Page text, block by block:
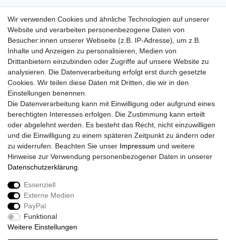
Impressum
Widerrufs­recht
Wir verwenden Cookies und ähnliche Technologien auf unserer
Website und verarbeiten personenbezogene Daten von
Besucher:innen unserer Webseite (z.B. IP-Adresse), um z.B.
Inhalte und Anzeigen zu personalisieren, Medien von
Drittanbietern einzubinden oder Zugriffe auf unsere Website zu
analysieren. Die Datenverarbeitung erfolgt erst durch gesetzte
Cookies. Wir teilen diese Daten mit Dritten, die wir in den
Einstellungen benennen.
Die Datenverarbeitung kann mit Einwilligung oder aufgrund eines
berechtigten Interesses erfolgen. Die Zustimmung kann erteilt
oder abgelehnt werden. Es besteht das Recht, nicht einzuwilligen
und die Einwilligung zu einem späteren Zeitpunkt zu ändern oder
zu widerrufen. Beachten Sie unser Impressum und weitere
Hinweise zur Verwendung personenbezogener Daten in unserer
Daten­schutz­erklärung
Essenziell
Externe Medien
PayPal
Funktional
Weitere Einstellungen